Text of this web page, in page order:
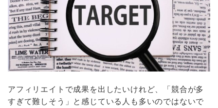
アフィリエイトで成果を出したいけれど、「競合が多
すぎて難しそう」と感じている人も多いのではないで